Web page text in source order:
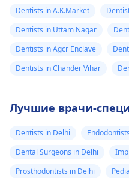
Dentists in A.K.Market
Dentists in Uttam Nagar
Dentists in Agcr Enclave
Dentists in Chander Vihar
Лучшие врачи-
Dentists in Delhi
Dental Surgeons in Delhi
Prosthodontists in Delhi